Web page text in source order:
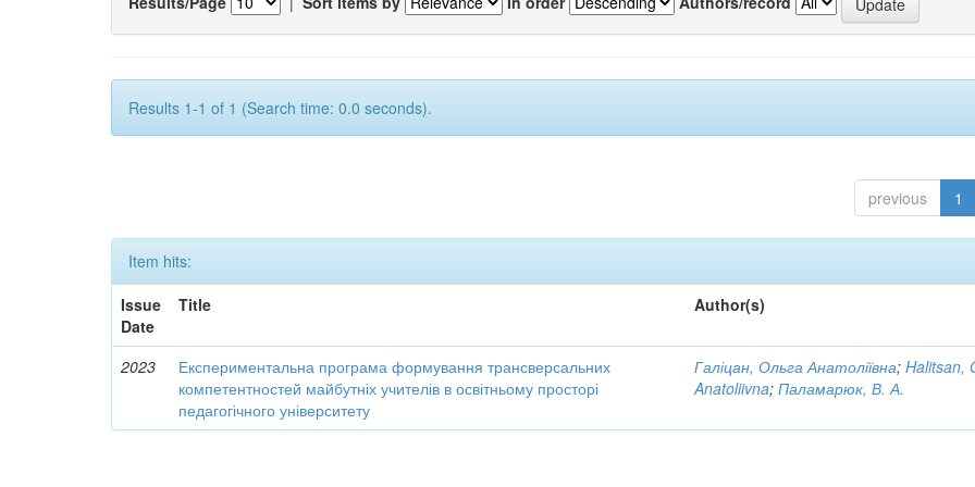
Results 1-1 of 1 (Search time: 0.0 seconds).
previous 1
Item hits:
Issue
Date
Title Author(s)
2023
Експериментальна програма формування трансверсальних
компетентностей майбутніх учителів в освітньому просторі
педагогічного університету
Галіцан, Ольга Анатоліївна;Halitsan,
Anatoliivna;Паламарюк, В. А.